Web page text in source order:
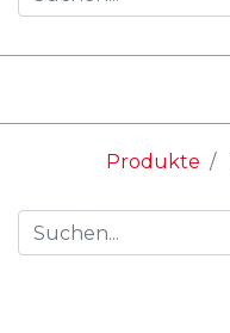
Produkte